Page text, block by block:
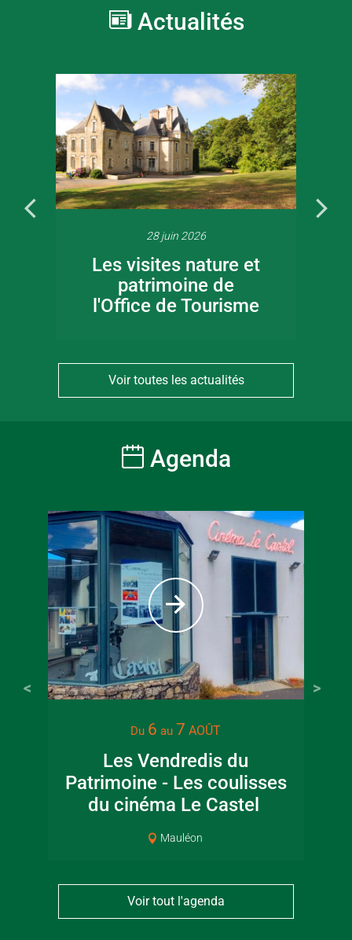
Actualités
28 juin 2026
Les visites nature et
patrimoine de
l'Office de Tourisme
Voir toutes les actualités
Agenda
Du 6 au 7 AOÛT
Les Vendredis du
Patrimoine - Les coulisses
du cinéma Le Castel
Mauléon
Voir tout l'agenda